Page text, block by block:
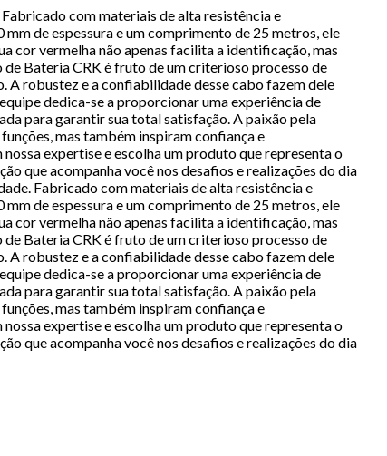
com materiais de alta resistência e
de espessura e um comprimento de 25 metros, ele
cor vermelha não apenas facilita a identificação, mas
Bateria CRK é fruto de um criterioso processo de
A robustez e a confiabilidade desse cabo fazem dele
dedica-se a proporcionar uma experiência de
para garantir sua total satisfação. A paixão pela
mas também inspiram confiança e
expertise e escolha um produto que representa o
que acompanha você nos desafios e realizações do dia
Fabricado com materiais de alta resistência e
de espessura e um comprimento de 25 metros, ele
cor vermelha não apenas facilita a identificação, mas
Bateria CRK é fruto de um criterioso processo de
A robustez e a confiabilidade desse cabo fazem dele
dedica-se a proporcionar uma experiência de
para garantir sua total satisfação. A paixão pela
mas também inspiram confiança e
expertise e escolha um produto que representa o
que acompanha você nos desafios e realizações do dia